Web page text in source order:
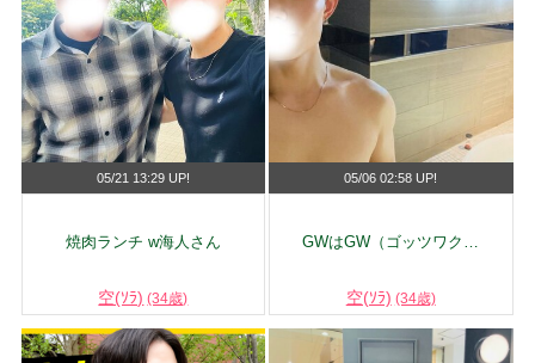
05/21 13:29 UP!
焼肉ランチ w海人さん
空(ｿﾗ) (34歳)
05/06 02:58 UP!
GWはGW（ゴッツワク…
空(ｿﾗ) (34歳)